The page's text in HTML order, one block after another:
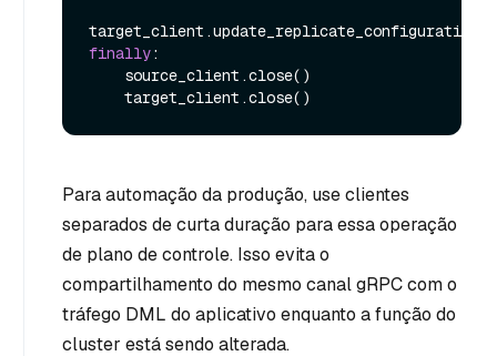
finally:
Para automação da produção, use clientes
separados de curta duração para essa operação
de plano de controle. Isso evita o
compartilhamento do mesmo canal gRPC com o
tráfego DML do aplicativo enquanto a função do
cluster está sendo alterada.